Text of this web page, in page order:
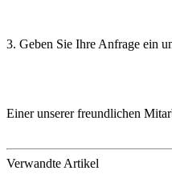
3. Geben Sie Ihre Anfrage ein
Einer unserer freundlichen
Verwandte Artikel